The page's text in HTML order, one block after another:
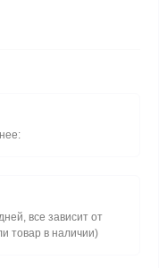
все зависит от
товар в наличии)